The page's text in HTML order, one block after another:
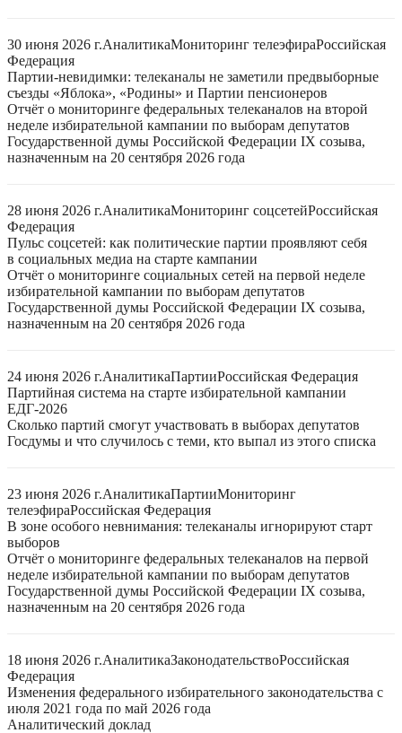
30 июня 2026 г.АналитикаМониторинг телеэфираРоссийская
Федерация
Партии-невидимки: телеканалы не заметили предвыборные
съезды «Яблока», «Родины» и Партии пенсионеров
Отчёт о мониторинге федеральных телеканалов на второй
неделе избирательной кампании по выборам депутатов
Государственной думы Российской Федерации IX созыва,
назначенным на 20 сентября 2026 года
28 июня 2026 г.АналитикаМониторинг соцсетейРоссийская
Федерация
Пульс соцсетей: как политические партии проявляют себя
в социальных медиа на старте кампании
Отчёт о мониторинге социальных сетей на первой неделе
избирательной кампании по выборам депутатов
Государственной думы Российской Федерации IX созыва,
назначенным на 20 сентября 2026 года
24 июня 2026 г.АналитикаПартииРоссийская Федерация
Партийная система на старте избирательной кампании
ЕДГ-2026
Сколько партий смогут участвовать в выборах депутатов
Госдумы и что случилось с теми, кто выпал из этого списка
23 июня 2026 г.АналитикаПартииМониторинг
телеэфираРоссийская Федерация
В зоне особого невнимания: телеканалы игнорируют старт
выборов
Отчёт о мониторинге федеральных телеканалов на первой
неделе избирательной кампании по выборам депутатов
Государственной думы Российской Федерации IX созыва,
назначенным на 20 сентября 2026 года
18 июня 2026 г.АналитикаЗаконодательствоРоссийская
Федерация
Изменения федерального избирательного законодательства с
июля 2021 года по май 2026 года
Аналитический доклад